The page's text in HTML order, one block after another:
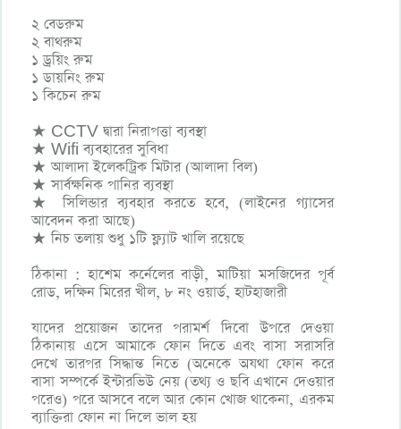
২ বেডরুম
২ বাথরুম
১ ড্রয়িং রুম
১ ডায়নিং রুম
১ কিচেন রুম
★ CCTV দ্বারা নিরাপত্তা ব্যবস্থা
★ Wifi ব্যবহারের সুবিধা
★ আলাদা ইলেকট্রিক মিটার (আলাদা বিল)
★ সার্বক্ষনিক পানির ব্যবস্থা
★ সিলিন্ডার ব্যবহার করতে হবে, (লাইনের গ্যাসের
আবেদন করা আছে)
★ নিচ তলায় শুধু ১টি ফ্ল্যাট খালি রয়েছে
ঠিকানা : হাশেম কর্নেলের বাড়ী, মাটিয়া মসজিদের পূর্ব
রোড, দক্ষিন মিরের খীল, ৮ নং ওয়ার্ড, হাটহাজারী
যাদের প্রয়োজন তাদের পরামর্শ দিবো উপরে দেওয়া
ঠিকানায় এসে আমাকে ফোন দিতে এবং বাসা সরাসরি
দেখে তারপর সিদ্ধান্ত নিতে (অনেকে অযথা ফোন করে
বাসা সম্পর্কে ইন্টারভিউ নেয় (তথ্য ও ছবি এখানে দেওয়ার
পরেও) পরে আসবে বলে আর কোন খোজ থাকেনা, এরকম
ব্যাক্তিরা ফোন না দিলে ভাল হয়